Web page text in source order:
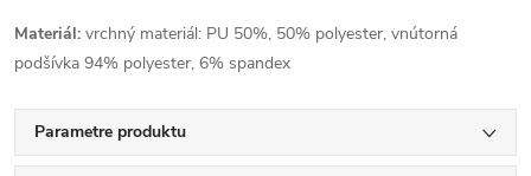
Materiál: vrchný materiál: PU 50%, 50% polyester, vnútorná
podšívka 94% polyester, 6% spandex
Parametre produktu